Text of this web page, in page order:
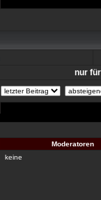
nur
Moderatoren
keine